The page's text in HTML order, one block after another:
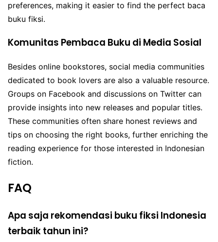
preferences, making it easier to find the perfect baca
buku fiksi.
Komunitas Pembaca Buku di Media Sosial
Besides online bookstores, social media communities
dedicated to book lovers are also a valuable resource.
Groups on Facebook and discussions on Twitter can
provide insights into new releases and popular titles.
These communities often share honest reviews and
tips on choosing the right books, further enriching the
reading experience for those interested in Indonesian
fiction.
FAQ
Apa saja rekomendasi buku fiksi Indonesia
terbaik tahun ini?